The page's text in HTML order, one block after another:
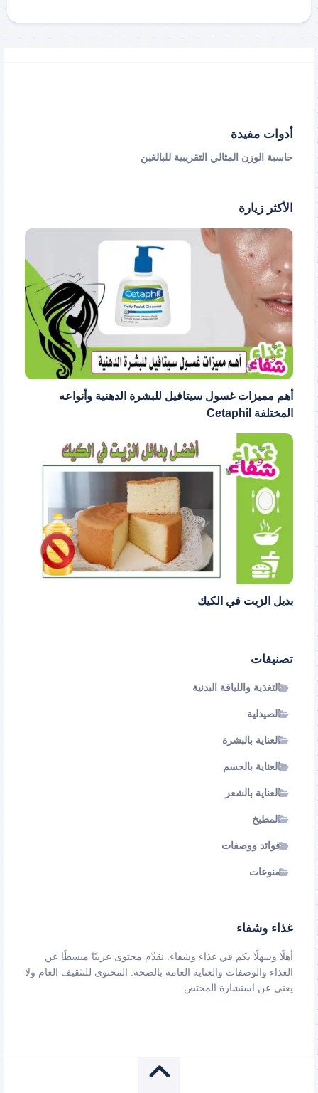
أدوات مفيدة
حاسبة الوزن المثالي التقريبية للبالغين
الأكثر زيارة
أهم مميزات غسول سيتافيل للبشرة الدهنية وأنواعه
المختلفة Cetaphil
بديل الزيت في الكيك
تصنيفات
التغذية واللياقة البدنية
الصيدلية
العناية بالبشرة
العناية بالجسم
العناية بالشعر
المطبخ
فوائد ووصفات
منوعات
غذاء وشفاء
أهلًا وسهلًا بكم في غذاء وشفاء. نقدّم محتوى عربيًا مبسطًا عن
الغذاء والوصفات والعناية العامة بالصحة. المحتوى للتثقيف العام ولا
يغني عن استشارة المختص.